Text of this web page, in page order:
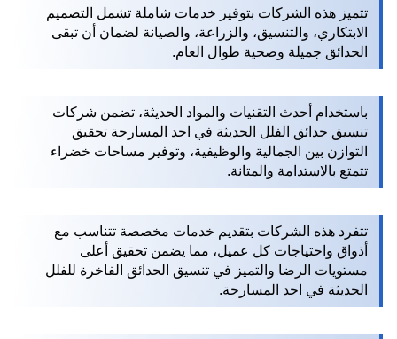
تتميز هذه الشركات بتوفير خدمات شاملة تشمل التصميم
الابتكاري، والتنسيق، والزراعة، والصيانة لضمان أن تبقى
الحدائق جميلة وصحية طوال العام.
باستخدام أحدث التقنيات والمواد الحديثة، تضمن شركات
تنسيق حدائق الفلل الحديثة في احد المسارحة تحقيق
التوازن بين الجمالية والوظيفية، وتوفير مساحات خضراء
تتمتع بالاستدامة والمتانة.
تتفرد هذه الشركات بتقديم خدمات مخصصة تتناسب مع
أذواق واحتياجات كل عميل، مما يضمن تحقيق أعلى
مستويات الرضا والتميز في تنسيق الحدائق الفاخرة للفلل
الحديثة في احد المسارحة.